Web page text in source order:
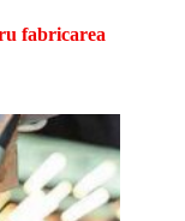
fabricarea